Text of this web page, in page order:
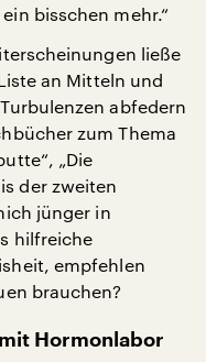
bisschen mehr.“
ließe
an Mitteln und
abfedern
zum Thema
„Die
der zweiten
jünger in
hilfreiche
empfehlen
brauchen?
Hormonlabor